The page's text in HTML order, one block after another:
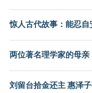
惊人古代故事：能忍自
两位著名理学家的母亲
刘留台拾金还主 惠泽